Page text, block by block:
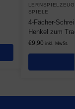
LERNSPIELZEUG
SPIELE
4-Fächer-
Henkel zum
€9,90 inkl. MwSt.